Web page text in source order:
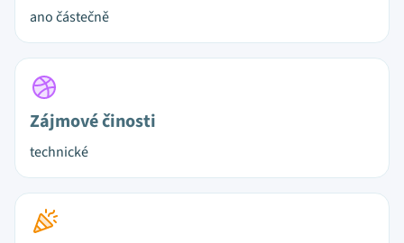
ano částečně
Zájmové činosti
technické